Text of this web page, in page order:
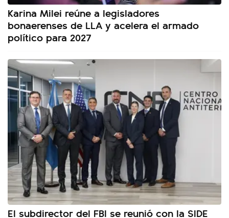
Karina Milei reúne a legisladores
bonaerenses de LLA y acelera el armado
político para 2027
El subdirector del FBI se reunió con la SIDE